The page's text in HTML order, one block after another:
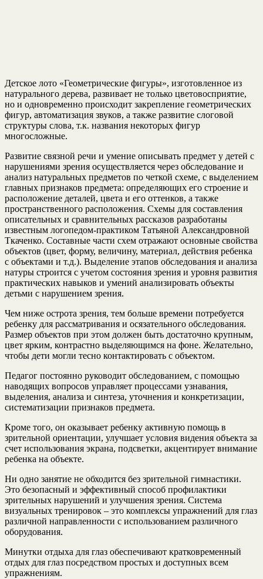
Детское лото «Геометрические фигуры», изготовленное из
натурального дерева, развивает не только цветовосприятие,
но и одновременно происходит закрепление геометрических
фигур, автоматизация звуков, а также развитие слоговой
структуры слова, т.к. названия некоторых фигур
многосложные.
Развитие связной речи и умение описывать предмет у детей с
нарушениями зрения осуществляется через обследование и
анализ натуральных предметов по четкой схеме, с выделением
главных признаков предмета: определяющих его строение и
расположение деталей, цвета и его оттенков, а также
пространственного расположения. Схемы для составления
описательных и сравнительных рассказов разработаны
известным логопедом-практиком Татьяной Александровной
Ткаченко. Составные части схем отражают основные свойства
объектов (цвет, форму, величину, материал, действия ребенка
с объектами и т.д.). Выделение этапов обследования и анализа
натуры строится с учетом состояния зрения и уровня развития
практических навыков и умений анализировать объекты
детьми с нарушением зрения.
Чем ниже острота зрения, тем больше времени потребуется
ребенку для рассматривания и осязательного обследования.
Размер объектов при этом должен быть достаточно крупным,
цвет ярким, контрастно выделяющимся на фоне. Желательно,
чтобы дети могли тесно контактировать с объектом.
Педагог постоянно руководит обследованием, с помощью
наводящих вопросов управляет процессами узнавания,
выделения, анализа и синтеза, уточнения и конкретизации,
систематизации признаков предмета.
Кроме того, он оказывает ребенку активную помощь в
зрительной ориентации, улучшает условия видения объекта за
счет использования экрана, подсветки, акцентирует внимание
ребенка на объекте.
Ни одно занятие не обходится без зрительной гимнастики.
Это безопасный и эффективный способ профилактики
зрительных нарушений и улучшения зрения. Система
визуальных тренировок – это комплексы упражнений для глаз
различной направленности с использованием различного
оборудования.
Минутки отдыха для глаз обеспечивают кратковременный
отдых для глаз посредством простых и доступных всем
упражнениям.